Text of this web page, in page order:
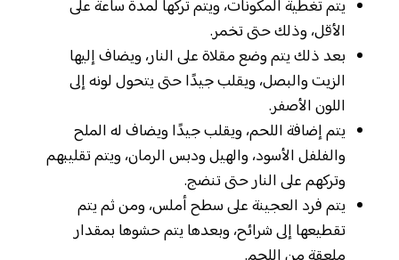
يتم تغطية المكونات، ويتم تركها لمدة ساعة على
الأقل، وذلك حتى تخمر.
بعد ذلك يتم وضع مقلاة على النار، ويضاف إليها
الزيت والبصل، ويقلب جيدًا حتى يتحول لونه إلى
اللون الأصفر.
يتم إضافة اللحم، ويقلب جيدًا ويضاف له الملح
والفلفل الأسود، والهيل ودبس الرمان، ويتم تقليبهم
وتركهم على النار حتى تنضج.
يتم فرد العجينة على سطح أملس، ومن ثم يتم
تقطيعها إلى شرائح، وبعدها يتم حشوها بمقدار